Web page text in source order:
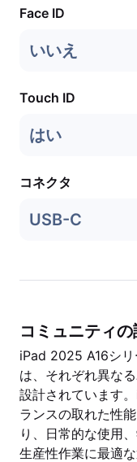
Face ID
いいえ
Touch ID
はい
コネクタ
USB-C
コミュニティ
iPad 2025 A16シ
は、それぞれ異な
設計されています
ランスの取れた性
り、日常的な使用
生産性作業に最適